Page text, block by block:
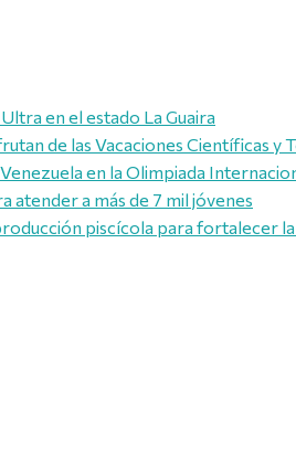
en el estado La Guaira
de las Vacaciones Científicas y
en la Olimpiada
atender a más de 7 mil jóvenes
piscícola para fortalecer